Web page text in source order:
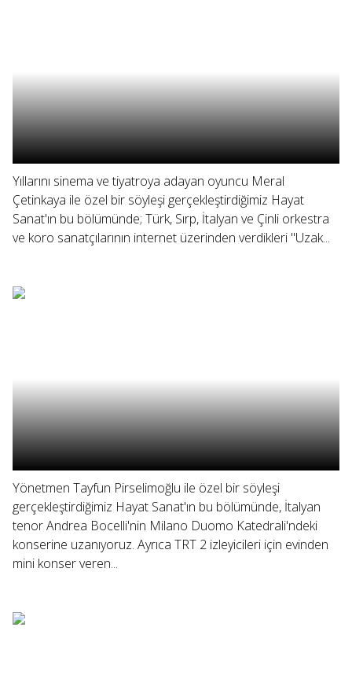
Yıllarını sinema ve tiyatroya adayan oyuncu Meral
Çetinkaya ile özel bir söyleşi gerçekleştirdiğimiz Hayat
Sanat'ın bu bölümünde; Türk, Sırp, İtalyan ve Çinli orkestra
ve koro sanatçılarının internet üzerinden verdikleri "Uzak...
Yönetmen Tayfun Pirselimoğlu ile özel bir söyleşi
gerçekleştirdiğimiz Hayat Sanat'ın bu bölümünde, İtalyan
tenor Andrea Bocelli'nin Milano Duomo Katedrali'ndeki
konserine uzanıyoruz. Ayrıca TRT 2 izleyicileri için evinden
mini konser veren...